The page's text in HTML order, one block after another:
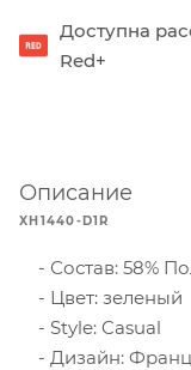
Доступна
Red+
Описание
XH1440-D1R
Состав: 58%
Цвет: зеленый
Style: Casual
Дизайн: